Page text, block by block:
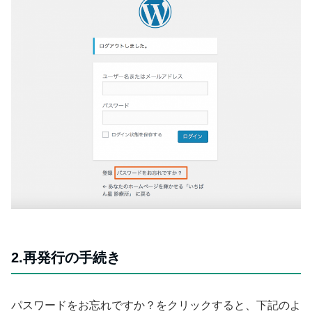
2.再発行の手続き
パスワードをお忘れですか？をクリックすると、下記のよ